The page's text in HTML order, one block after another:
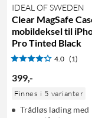
IDEAL OF SWEDEN
Clear MagSafe
mobildeksel til
Pro Tinted Black
4.0 (1)
399,-
Finnes i 5 varianter
Trådløs lading med